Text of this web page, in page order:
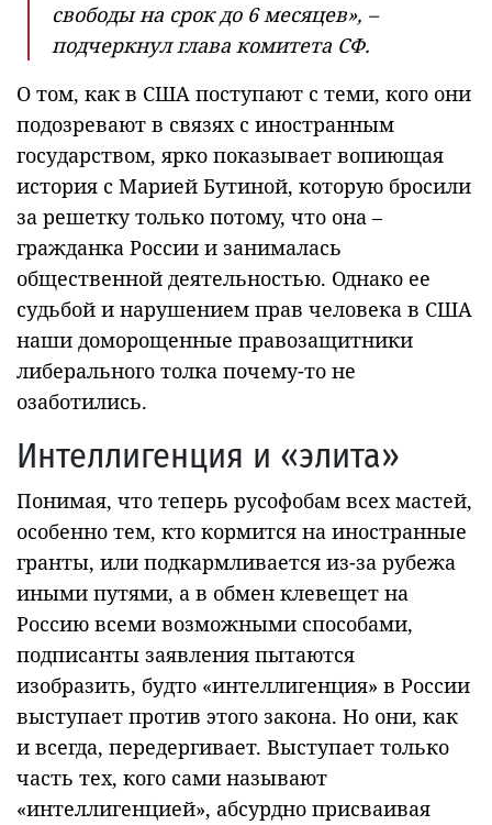
свободы на срок до 6 месяцев», –
подчеркнул глава комитета СФ.
О том, как в США поступают с теми, кого они
подозревают в связях с иностранным
государством, ярко показывает вопиющая
история с Марией Бутиной, которую бросили
за решетку только потому, что она –
гражданка России и занималась
общественной деятельностью. Однако ее
судьбой и нарушением прав человека в США
наши доморощенные правозащитники
либерального толка почему-то не
озаботились.
Интеллигенция и «элита»
Понимая, что теперь русофобам всех мастей,
особенно тем, кто кормится на иностранные
гранты, или подкармливается из-за рубежа
иными путями, а в обмен клевещет на
Россию всеми возможными способами,
подписанты заявления пытаются
изобразить, будто «интеллигенция» в России
выступает против этого закона. Но они, как
и всегда, передергивает. Выступает только
часть тех, кого сами называют
«интеллигенцией», абсурдно присваивая